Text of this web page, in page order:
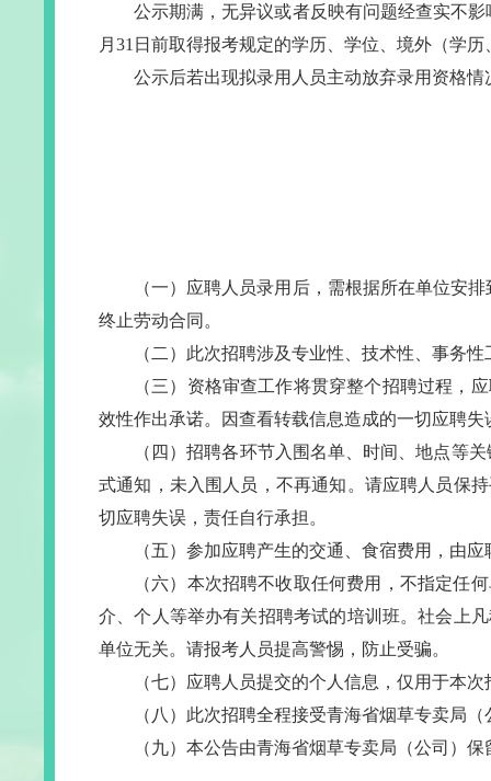
公示期满，无异议或者反映有问题经查实不
月31日前取得报考规定的学历、学位、境外（学
公示后若出现拟录用人员主动放弃录用资格
（一）应聘人员录用后，需根据所在单位安
终止劳动合同。
（二）此次招聘涉及专业性、技术性、事务
（三）资格审查工作将贯穿整个招聘过程，
效性作出承诺。因查看转载信息造成的一切应聘失
（四）招聘各环节入围名单、时间、地点等
式通知，未入围人员，不再通知。请应聘人员保
切应聘失误，责任自行承担。
（五）参加应聘产生的交通、食宿费用，由
（六）本次招聘不收取任何费用，不指定任
介、个人等举办有关招聘考试的培训班。社会上
单位无关。请报考人员提高警惕，防止受骗。
（七）应聘人员提交的个人信息，仅用于本
（八）此次招聘全程接受青海省烟草专卖局
（九）本公告由青海省烟草专卖局（公司）